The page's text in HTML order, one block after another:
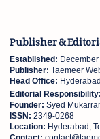
Publisher &
Established:
Publisher: Taemeer
Head Office:
Editorial Responsibility:
Founder: Syed
ISSN: 2349-0268
Location: Hyderabad,